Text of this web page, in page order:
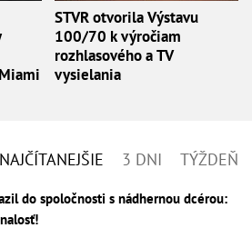
STVR otvorila Výstavu
100/70 k výročiam
rozhlasového a TV
vysielania
NAJČÍTANEJŠIE 3 DNI TÝŽDEŇ
do spoločnosti s nádhernou dcérou: